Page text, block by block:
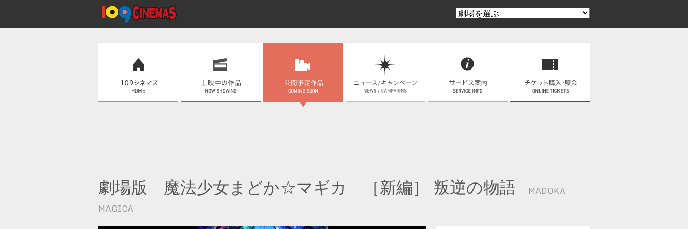
劇場版 魔法少女まどか☆マギカ ［新編］ 叛逆の物語
MADOKA
MAGICA